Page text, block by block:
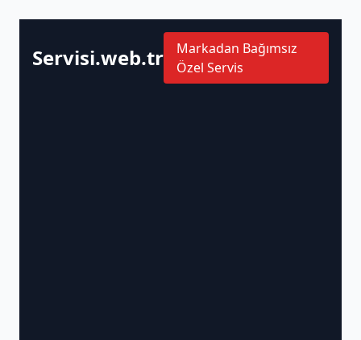
Servisi.web.tr
Markadan Bağımsız
Özel Servis